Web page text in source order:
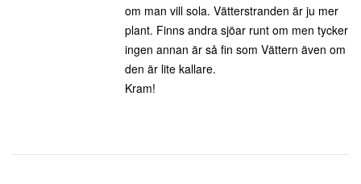
om man vill sola. Vätterstranden är ju mer
plant. Finns andra sjöar runt om men tycker
ingen annan är så fin som Vättern även om
den är lite kallare.
Kram!